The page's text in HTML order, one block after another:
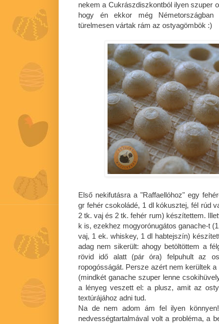
nekem a Cukrászdiszkontból ilyen szuper
hogy én ekkor még
türelmesen vártak rám az ostyagömbök :)
Első nekifutásra a "Raffaellóhoz" egy
gr fehér csokoládé, 1 dl kókusztej, fél rúd
2 tk. vaj és 2 tk. fehér rum) készítettem.
k is, ezekhez mogyorónugátos ganache-t
vaj, 1 ek. whiskey, 1 dl habtejszín)
adag nem sikerült: ahogy betöltöttem a
rövid idő alatt (pár óra) felpuhult az
ropogósságát. Persze azért nem kerültek
(mindkét ganache szuper lenne
a lényeg veszett el: a plusz, amit az
textúrájához adni tud.
Na de nem adom ám fel ilyen
nedvességtartalmával volt a probléma, a